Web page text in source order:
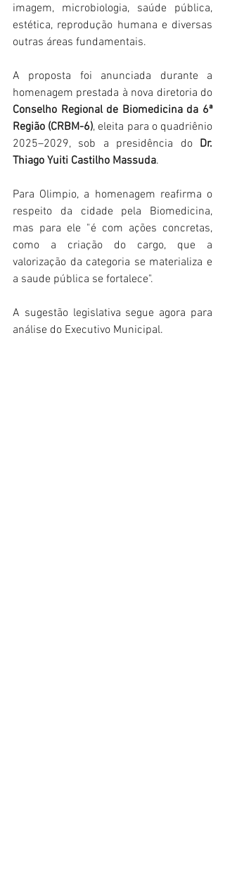
imagem, microbiologia, saúde pública,
estética, reprodução humana e diversas
outras áreas fundamentais.
A proposta foi anunciada durante a
Conselho Regional de Biomedicina da 6ª
Região (CRBM-6), eleita para o quadriênio
2025–2029, sob a presidência do Dr.
Thiago Yuiti Castilho Massuda.
Para Olimpio, a homenagem reafirma o
respeito da cidade pela Biomedicina,
mas para ele "é com ações concretas,
como a criação do cargo, que a
valorização da categoria se materializa e
a saude pública se fortalece".
A sugestão legislativa segue agora para
análise do Executivo Municipal.